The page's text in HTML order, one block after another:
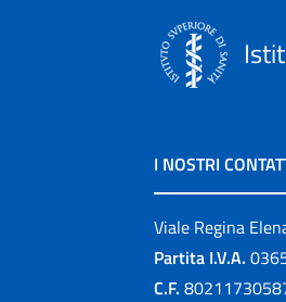
I NOSTRI
Viale Regina
Partita I.V.A.
C.F.